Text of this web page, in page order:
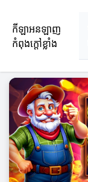
កីឡាអនឡាញ
កំពុងក្តៅខ្លាំង